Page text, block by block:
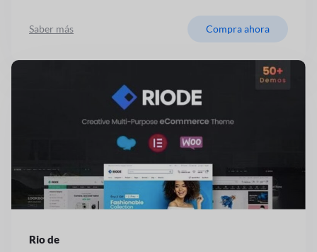
Saber más Compra ahora
Rio de